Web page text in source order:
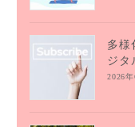
多様
ジタ
2026年